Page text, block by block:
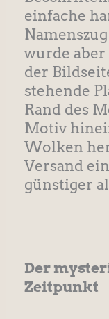
einfache
wurde aber
der
stehende
Rand des
Motiv
Wolken
Versand
günstiger
Der
Zeitpunkt